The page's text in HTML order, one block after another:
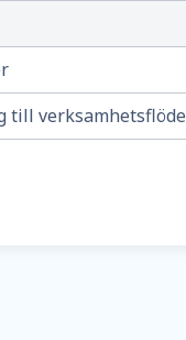
till verksamhetsflöde